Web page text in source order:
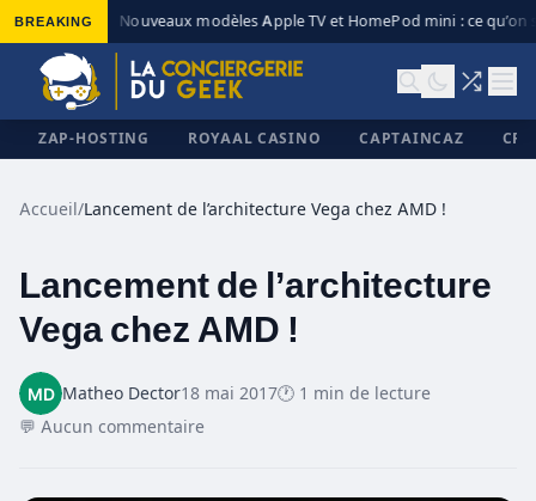
BREAKING Nouveaux modèles Apple TV et HomePod mini : ce qu’on
ZAP-HOSTING ROYAAL CASINO CAPTAINCAZ
✕
Accueil/Lancement de l’architecture Vega chez AMD !
Lancement de l’architecture
Vega chez AMD !
Matheo Dector18 mai 2017🕐 1 min de lecture
💬 Aucun commentaire